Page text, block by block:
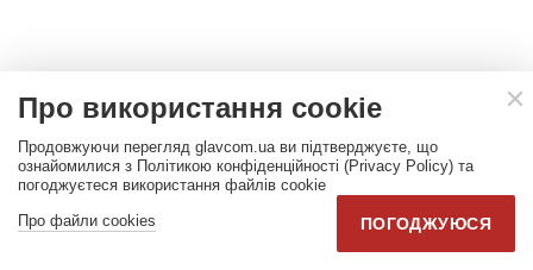
Для початку треба провести інвентаризацію і
зрозуміти, що у нас є, що вже почали
Про використання cookie
Продовжуючи перегляд glavcom.ua ви підтверджуєте, що
ознайомилися з Політикою конфіденційності (Privacy Policy) та
погоджуєтеся використання файлів cookie
Про файли cookies
ПОГОДЖУЮСЯ